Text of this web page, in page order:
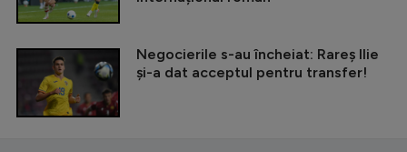
Negocierile s-au încheiat: Rareș Ilie
și-a dat acceptul pentru transfer!